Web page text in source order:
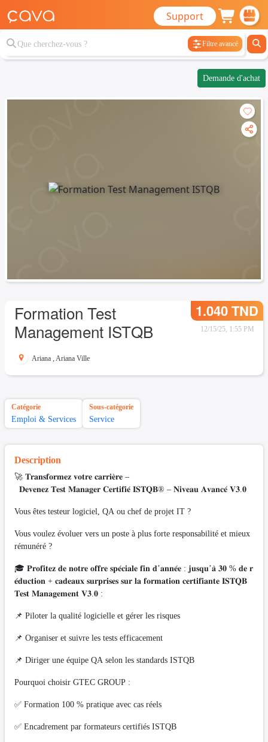
Support
Filtre avancé
Demande d'achat
Formation Test
Management ISTQB
1.040 TND
12/15/25, 1:55 PM
Ariana , Ariana Ville
Catégorie
Emploi & Services
Sous-catégorie
Service
Description
🚀 𝐓𝐫𝐚𝐧𝐬𝐟𝐨𝐫𝐦𝐞𝐳 𝐯𝐨𝐭𝐫𝐞 𝐜𝐚𝐫𝐫𝐢𝐞̀𝐫𝐞 –
𝐃𝐞𝐯𝐞𝐧𝐞𝐳 𝐓𝐞𝐬𝐭 𝐌𝐚𝐧𝐚𝐠𝐞𝐫 𝐂𝐞𝐫𝐭𝐢𝐟𝐢𝐞́ 𝐈𝐒𝐓𝐐𝐁® – 𝐍𝐢𝐯𝐞𝐚𝐮 𝐀𝐯𝐚𝐧𝐜𝐞́ 𝐕𝟑.𝟎
Vous êtes testeur logiciel, QA ou chef de projet IT ?
Vous voulez évoluer vers un poste à plus forte responsabilité et mieux
rémunéré ?
🎓 𝐏𝐫𝐨𝐟𝐢𝐭𝐞𝐳 𝐝𝐞 𝐧𝐨𝐭𝐫𝐞 𝐨𝐟𝐟𝐫𝐞 𝐬𝐩𝐞́𝐜𝐢𝐚𝐥𝐞 𝐟𝐢𝐧 𝐝’𝐚𝐧𝐧𝐞́𝐞 : 𝐣𝐮𝐬𝐪𝐮’𝐚̀ 𝟑𝟎 % 𝐝𝐞 𝐫
𝐞́𝐝𝐮𝐜𝐭𝐢𝐨𝐧 + 𝐜𝐚𝐝𝐞𝐚𝐮𝐱 𝐬𝐮𝐫𝐩𝐫𝐢𝐬𝐞𝐬 𝐬𝐮𝐫 𝐥𝐚 𝐟𝐨𝐫𝐦𝐚𝐭𝐢𝐨𝐧 𝐜𝐞𝐫𝐭𝐢𝐟𝐢𝐚𝐧𝐭𝐞 𝐈𝐒𝐓𝐐𝐁
𝐓𝐞𝐬𝐭 𝐌𝐚𝐧𝐚𝐠𝐞𝐦𝐞𝐧𝐭 𝐕𝟑.𝟎 :
📌 Piloter la qualité logicielle et gérer les risques
📌 Organiser et suivre les tests efficacement
📌 Diriger une équipe QA selon les standards ISTQB
Pourquoi choisir GTEC GROUP :
✅ Formation 100 % pratique avec cas réels
✅ Encadrement par formateurs certifiés ISTQB